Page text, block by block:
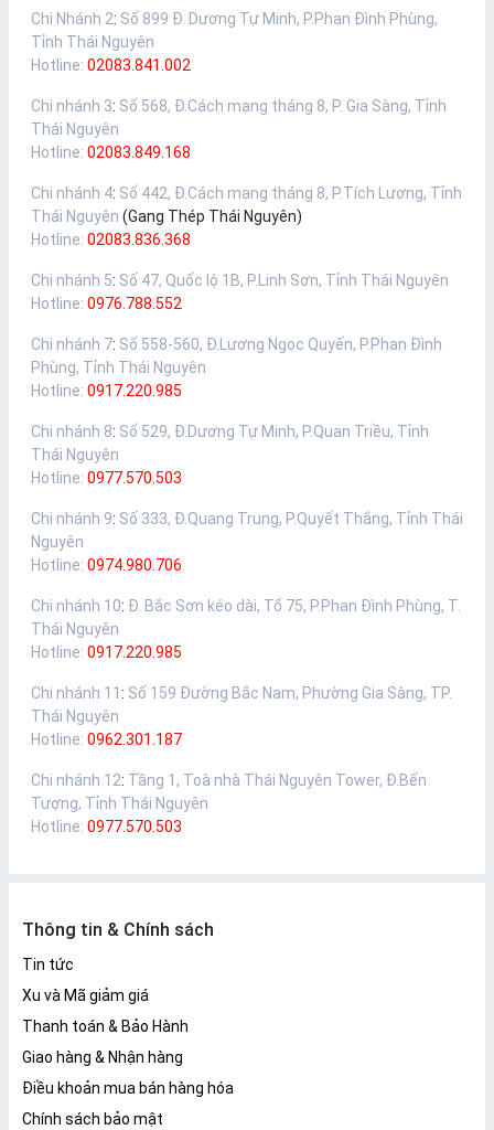
Chi Nhánh 2: Số 899 Đ. Dương Tự Minh, P.Phan Đình Phùng,
Tỉnh Thái Nguyên
Hotline: 02083.841.002
Chi nhánh 3: Số 568, Đ.Cách mạng tháng 8, P. Gia Sàng, Tỉnh
Thái Nguyên
Hotline: 02083.849.168
Chi nhánh 4: Số 442, Đ.Cách mạng tháng 8, P.Tích Lương, Tỉnh
Thái Nguyên (Gang Thép Thái Nguyên)
Hotline: 02083.836.368
Chi nhánh 5: Số 47, Quốc lộ 1B, P.Linh Sơn, Tỉnh Thái Nguyên
Hotline: 0976.788.552
Chi nhánh 7: Số 558-560, Đ.Lương Ngọc Quyến, P.Phan Đình
Phùng, Tỉnh Thái Nguyên
Hotline: 0917.220.985
Chi nhánh 8: Số 529, Đ.Dương Tự Minh, P.Quan Triều, Tỉnh
Thái Nguyên
Hotline: 0977.570.503
Chi nhánh 9: Số 333, Đ.Quang Trung, P.Quyết Thắng, Tỉnh Thái
Nguyên
Hotline: 0974.980.706
Chi nhánh 10: Đ. Bắc Sơn kéo dài, Tổ 75, P.Phan Đình Phùng, T.
Thái Nguyên
Hotline: 0917.220.985
Chi nhánh 11 : Số 159 Đường Bắc Nam, Phường Gia Sàng, TP.
Thái Nguyên
Hotline: 0962.301.187
Chi nhánh 12: Tầng 1, Toà nhà Thái Nguyên Tower, Đ.Bến
Tượng, Tỉnh Thái Nguyên
Hotline: 0977.570.503
Thông tin & Chính sách
Tin tức
Xu và Mã giảm giá
Thanh toán & Bảo Hành
Giao hàng & Nhận hàng
Điều khoản mua bán hàng hóa
Chính sách bảo mật